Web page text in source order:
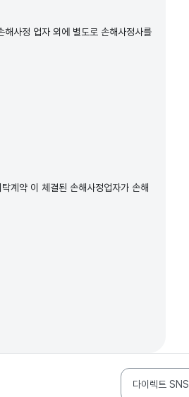
사정 업자 외에 별도로 손해사정사를
계약 이 체결된 손해사정업자가 손해
다이렉트 SNS